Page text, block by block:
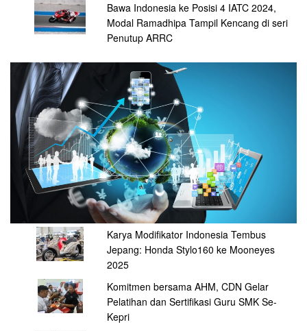
Bawa Indonesia ke Posisi 4 IATC 2024,
Modal Ramadhipa Tampil Kencang di seri
Penutup ARRC
Karya Modifikator Indonesia Tembus
Jepang: Honda Stylo160 ke Mooneyes
2025
Komitmen bersama AHM, CDN Gelar
Pelatihan dan Sertifikasi Guru SMK Se-
Kepri